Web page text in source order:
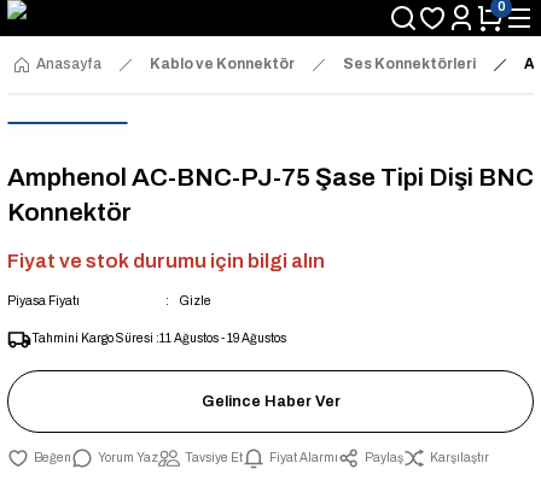
0
Anasayfa Kablo ve Konnektör Ses Konnektörleri
Amphenol AC-BNC-PJ-75 Şase Tipi Dişi BNC
Konnektör
Fiyat ve stok durumu için bilgi alın
Piyasa Fiyatı Gizle
Tahmini Kargo Süresi :11 Ağustos - 19 Ağustos
Gelince Haber Ver
Yorum Yaz Tavsiye Et Fiyat Alarmı Paylaş Karşılaştır